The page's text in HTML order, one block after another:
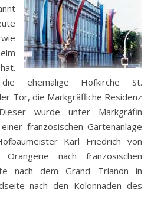
ehemalige Hofkirche St.
Tor, die Markgräfliche Residenz
wurde unter Markgräfin
französischen Gartenanlage
Karl Friedrich von
nach französischen
nach dem Grand Trianon in
nach den Kolonnaden des